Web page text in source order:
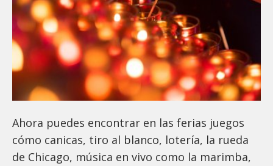
Ahora puedes encontrar en las ferias juegos
cómo canicas, tiro al blanco, lotería, la rueda
de Chicago, música en vivo como la marimba,